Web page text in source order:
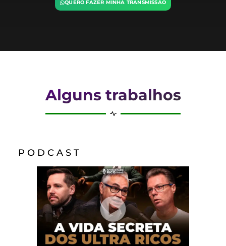
QUERO FAZER MINHA TRANSMISSÃO
Alguns trabalhos
P O D C A S T